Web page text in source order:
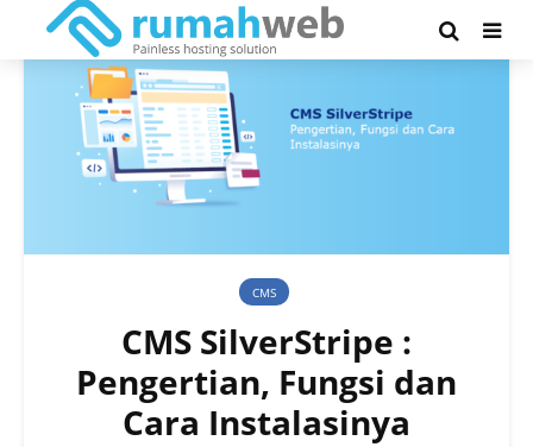
CMS
CMS SilverStripe :
Pengertian, Fungsi dan
Cara Instalasinya